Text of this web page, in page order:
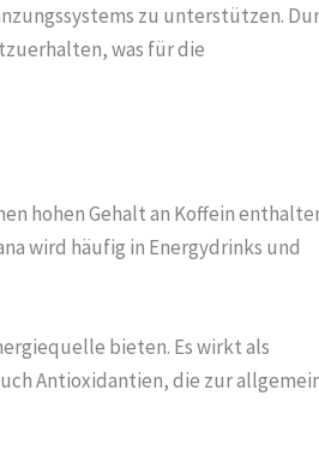
zu unterstützen.
was für die
hohen Gehalt an Koffein
wird häufig in Energydrinks und
bieten. Es wirkt als
Antioxidantien, die zur